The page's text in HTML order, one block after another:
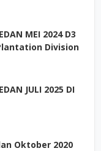
MEI 2024 D3
Division
JULI 2025 DI
Oktober 2020